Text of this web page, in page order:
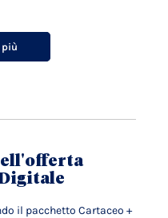
più
il pacchetto Cartaceo +